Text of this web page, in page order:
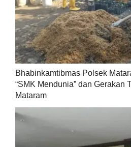
Bhabinkamtibmas Polsek
“SMK Mendunia” dan Gerakan
Mataram